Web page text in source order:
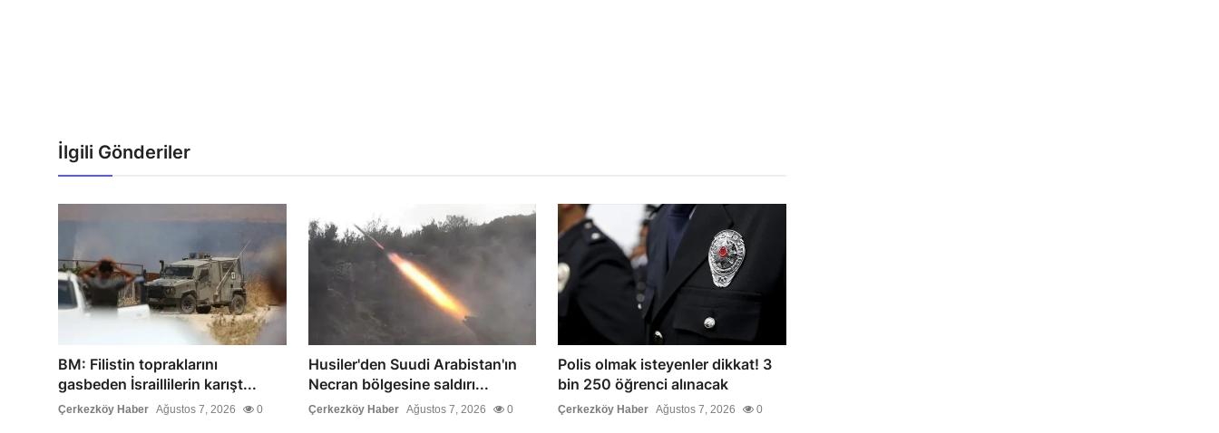
İlgili Gönderiler
BM: Filistin topraklarını
gasbeden İsraillilerin karışt...
Çerkezköy Haber Ağustos 7, 2026 0
Husiler'den Suudi Arabistan'ın
Necran bölgesine saldırı...
Çerkezköy Haber Ağustos 7, 2026 0
Polis olmak isteyenler dikkat! 3
bin 250 öğrenci alınacak
Çerkezköy Haber Ağustos 7, 2026 0